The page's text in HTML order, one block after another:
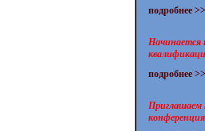
подробнее
Начинается
подробнее
Приглашаем